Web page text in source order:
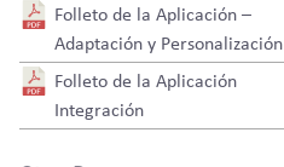
Folleto de la Aplicación –
Adaptación y Personalización
Folleto de la Aplicación
Integración